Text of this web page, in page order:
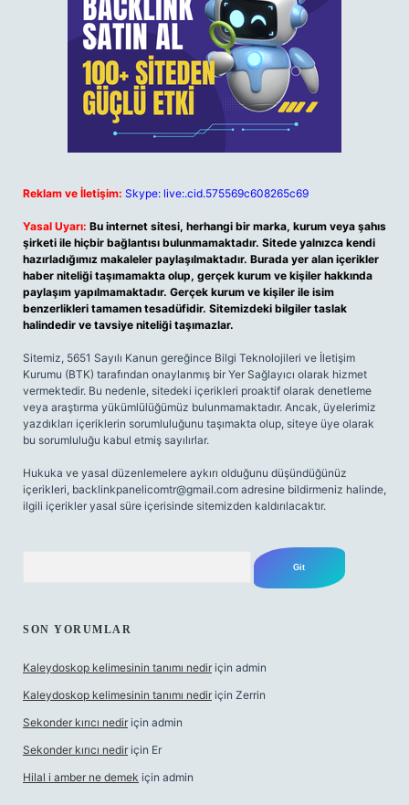
Reklam ve İletişim: Skype: live:.cid.575569c608265c69
Yasal Uyarı: Bu internet sitesi, herhangi bir marka, kurum veya şahıs
şirketi ile hiçbir bağlantısı bulunmamaktadır. Sitede yalnızca kendi
hazırladığımız makaleler paylaşılmaktadır. Burada yer alan içerikler
haber niteliği taşımamakta olup, gerçek kurum ve kişiler hakkında
paylaşım yapılmamaktadır. Gerçek kurum ve kişiler ile isim
benzerlikleri tamamen tesadüfidir. Sitemizdeki bilgiler taslak
halindedir ve tavsiye niteliği taşımazlar.
Sitemiz, 5651 Sayılı Kanun gereğince Bilgi Teknolojileri ve İletişim
Kurumu (BTK) tarafından onaylanmış bir Yer Sağlayıcı olarak hizmet
vermektedir. Bu nedenle, sitedeki içerikleri proaktif olarak denetleme
veya araştırma yükümlülüğümüz bulunmamaktadır. Ancak, üyelerimiz
yazdıkları içeriklerin sorumluluğunu taşımakta olup, siteye üye olarak
bu sorumluluğu kabul etmiş sayılırlar.
Hukuka ve yasal düzenlemelere aykırı olduğunu düşündüğünüz
içerikleri, backlinkpanelicomtr@gmail.com adresine bildirmeniz halinde,
ilgili içerikler yasal süre içerisinde sitemizden kaldırılacaktır.
SON YORUMLAR
Kaleydoskop kelimesinin tanımı nedir için admin
Kaleydoskop kelimesinin tanımı nedir için Zerrin
Sekonder kırıcı nedir için admin
Sekonder kırıcı nedir için Er
Hilal i amber ne demek için admin